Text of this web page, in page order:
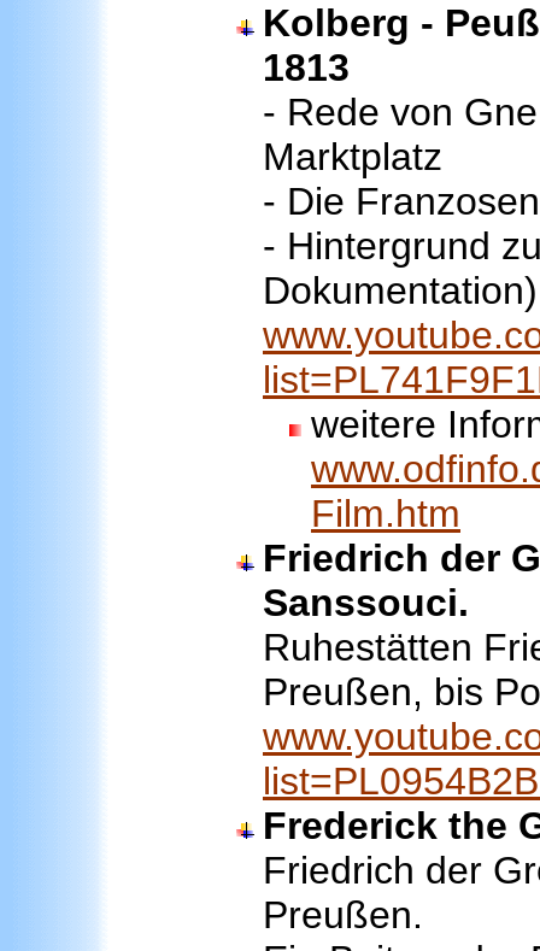
Kolberg -
1813
- Rede von
Marktplatz
- Die
- Hintergrund
Dokumentation)
weitere
Film.htm
Friedrich der
Sanssouci.
Ruhestätten
Preußen, bis
Frederick the
Friedrich der
Preußen.